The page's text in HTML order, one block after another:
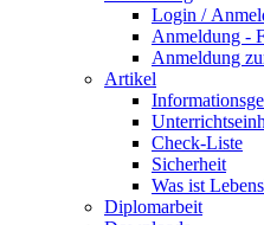
Login /
Anmeldung -
Anmeldung
Artikel
Check-Liste
Sicherheit
Was ist
Diplomarbeit